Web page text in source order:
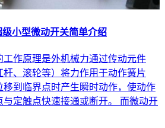
级小型微动开关简单介绍
工作原理是外机械力通过传动元件
杆、滚轮等）将力作用于动作簧片
移到临界点时产生瞬时动作，使动作
与定触点快速接通或断开。 而微动开